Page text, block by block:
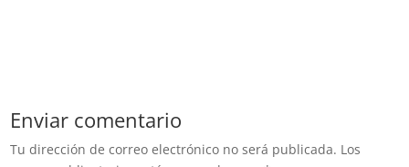
Enviar comentario
Tu dirección de correo electrónico no será publicada. Los